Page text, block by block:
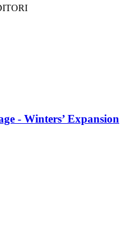
- Winters’ Expansion